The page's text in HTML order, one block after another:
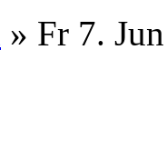
» Fr 7.